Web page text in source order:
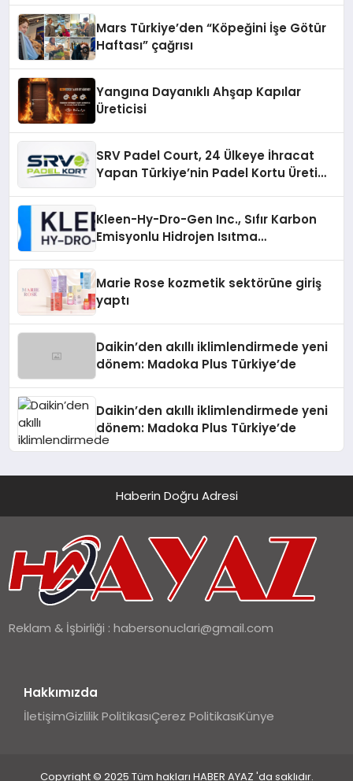
Mars Türkiye’den “Köpeğini İşe Götür
Haftası” çağrısı
Yangına Dayanıklı Ahşap Kapılar
Üreticisi
SRV Padel Court, 24 Ülkeye İhracat
Yapan Türkiye’nin Padel Kortu Üretim
Kleen-Hy-Dro-Gen Inc., Sıfır Karbon
Emisyonlu Hidrojen Isıtma
Marie Rose kozmetik sektörüne giriş
yaptı
Daikin’den akıllı iklimlendirmede yeni
dönem: Madoka Plus Türkiye’de
Daikin’den akıllı iklimlendirmede yeni
dönem: Madoka Plus Türkiye’de
Haberin Doğru Adresi
Reklam & İşbirliği :habersonuclari@gmail.com
Hakkımızda
İletişimGizlilik PolitikasıÇerez PolitikasıKünye
Copyright © 2025 Tüm hakları HABER AYAZ 'da saklıdır.